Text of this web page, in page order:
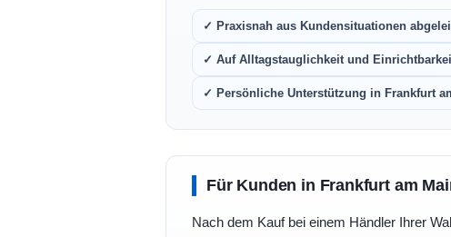
✓ Praxisnah aus Kundensituationen
✓ Auf Alltagstauglichkeit und
✓ Persönliche Unterstützung in Frankfurt
Für Kunden in Frankfurt am
Nach dem Kauf bei einem Händler Ihrer